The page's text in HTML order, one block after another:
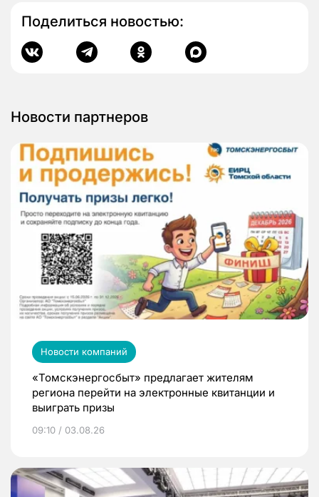
Поделиться новостью:
Новости партнеров
Новости компаний
«Томскэнергосбыт» предлагает жителям
региона перейти на электронные квитанции и
выиграть призы
09:10 / 03.08.26